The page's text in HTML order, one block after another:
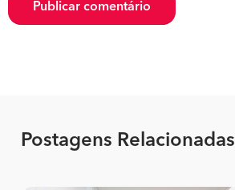
Publicar comentário
Postagens Relacionadas